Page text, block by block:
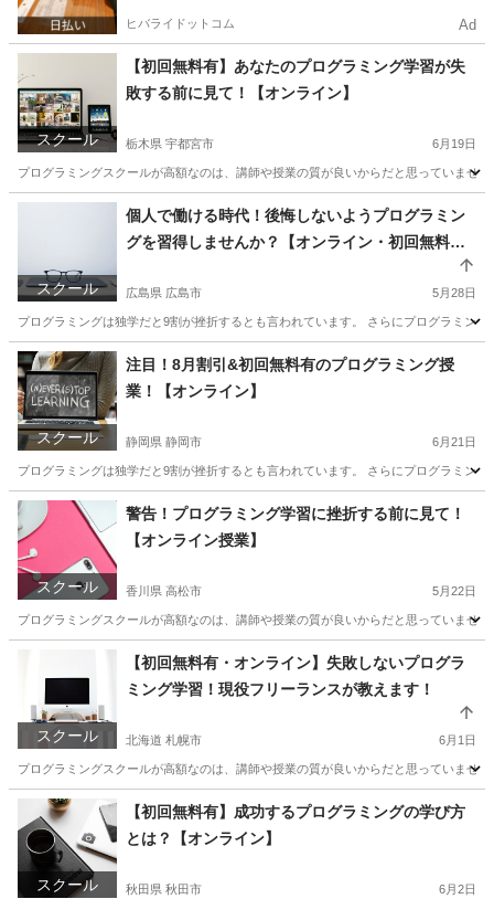
ヒバライドットコム Ad
スクール
【初回無料有】あなたのプログラミング学習が失
敗する前に見て！【オンライン】
栃木県 宇都宮市 6月19日
プログラミングスクールが高額なのは、講師や授業の質が良いからだと思っていませ
栃木 宇都宮市 プログラミング 興味
スクール
個人で働ける時代！後悔しないようプログラミン
グを習得しませんか？【オンライン・初回無料
広島県 広島市 5月28日
プログラミングは独学だと9割が挫折するとも言われています。 さらにプログラミン
広島 広島市 プログラミング トランペット
スクール
注目！8月割引&初回無料有のプログラミング授
業！【オンライン】
静岡県 静岡市 6月21日
プログラミングは独学だと9割が挫折するとも言われています。 さらにプログラミン
静岡 静岡市 プログラミング 近所
スクール
警告！プログラミング学習に挫折する前に見て！
【オンライン授業】
香川県 高松市 5月22日
プログラミングスクールが高額なのは、講師や授業の質が良いからだと思っていませ
香川 高松市 プログラミング 興味
スクール
【初回無料有・オンライン】失敗しないプログラ
ミング学習！現役フリーランスが教えます！
北海道 札幌市 6月1日
プログラミングスクールが高額なのは、講師や授業の質が良いからだと思っていませ
北海道 札幌市 プログラミング ハープ
スクール
【初回無料有】成功するプログラミングの学び方
とは？【オンライン】
秋田県 秋田市 6月2日